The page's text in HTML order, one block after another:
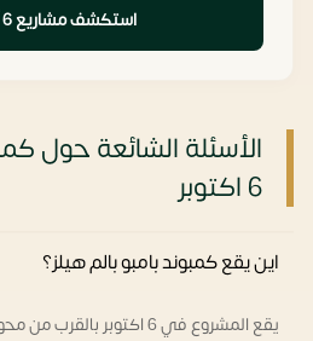
استكشف مشاريع 6 أكتوبر
الأسئلة الشائعة حول
6 اكتوبر
اين يقع كمبوند بامبو بالم هيلز؟
يقع المشروع في 6 اكتوبر بالقرب من محور 26 يوليو